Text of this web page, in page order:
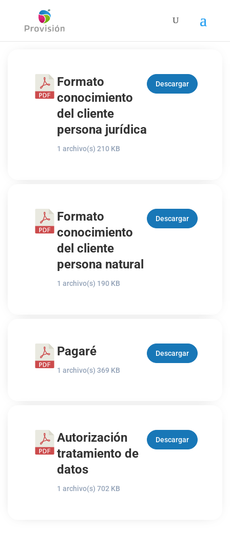
Formato
conocimiento
del cliente
persona jurídica
1 archivo(s) 210 KB
Descargar
Formato
conocimiento
del cliente
persona natural
1 archivo(s) 190 KB
Descargar
Pagaré
1 archivo(s) 369 KB
Descargar
Autorización
tratamiento de
datos
1 archivo(s) 702 KB
Descargar